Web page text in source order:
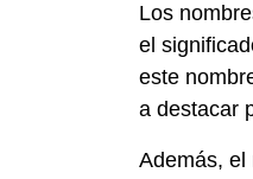
Los
el
este
a destacar
Además, el